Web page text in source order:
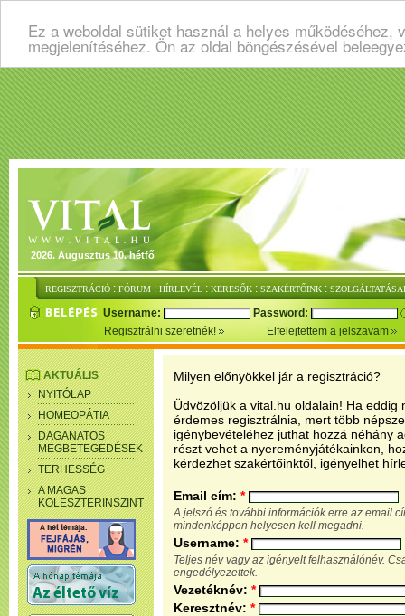
Ez a weboldal sütiket használ a helyes
megjelenítéséhez. Ön az oldal böngészésével
2026. Augusztus 10. hétfő
REGISZTRÁCIÓ : FÓRUM : HÍRLEVÉL : KERESŐK : SZAKÉRTŐINK :
Username:
Password:
Regisztrálni szeretnék!
Elfelejtettem a jelszavam
AKTUÁLIS
NYITÓLAP
HOMEOPÁTIA
DAGANATOS
MEGBETEGEDÉSEK
TERHESSÉG
A MAGAS
KOLESZTERINSZINT
Milyen előnyökkel jár a regisztráció?
Üdvözöljük a vital.hu oldalain! Ha eddig
érdemes regisztrálnia, mert több
igénybevételéhez juthat hozzá néhány
részt vehet a nyereményjátékainkon,
kérdezhet szakértőinktől, igényelhet
Email cím: *
A jelszó és további információk erre az email
mindenképpen helyesen kell megadni.
Username: *
Teljes név vagy az igényelt felhasználónév.
engedélyezettek.
Vezetéknév: *
Keresztnév: *